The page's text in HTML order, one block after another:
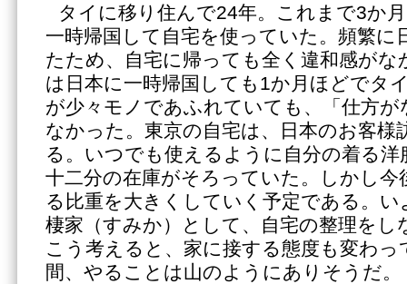
タイに移り住んで24年。これまで3か
一時帰国して自宅を使っていた。頻繁に
たため、自宅に帰っても全く違和感がな
は日本に一時帰国しても1か月ほどでタ
が少々モノであふれていても、「仕方
なかった。東京の自宅は、日本のお客様
る。いつでも使えるように自分の着る
十二分の在庫がそろっていた。しかし今
る比重を大きくしていく予定である。
棲家（すみか）として、自宅の整理を
こう考えると、家に接する態度も変わ
間、やることは山のようにありそうだ。